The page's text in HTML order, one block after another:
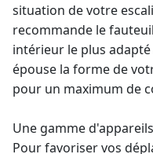
situation de votre
recommande le
intérieur le plus
épouse la forme de
pour un maximum de
Une gamme
Pour favoriser vos